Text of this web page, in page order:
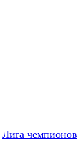
Лига чемпионов